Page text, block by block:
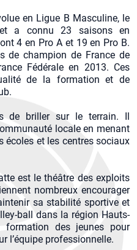
en Ligue B Masculine, le
a connu 23 saisons en
4 en Pro A et 19 en Pro B.
de champion de France de
Fédérale en 2013. Ces
de la formation et de
de briller sur le terrain. Il
locale en menant
écoles et les centres sociaux
est le théâtre des exploits
nombreux encourager
sa stabilité sportive et
ball dans la région Hauts-
des jeunes pour
l’équipe professionnelle.